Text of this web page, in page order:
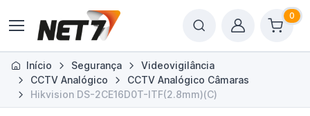
0
Início Segurança
Videovigilância
CCTV Analógico
CCTV Analógico Câmaras
Hikvision DS-2CE16D0T-ITF(2.8mm)(C)